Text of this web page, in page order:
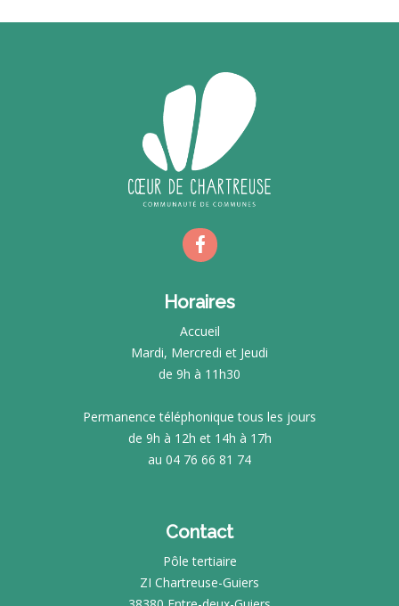
Horaires
Accueil
Mardi, Mercredi et Jeudi
de 9h à 11h30
Permanence téléphonique tous les jours
de 9h à 12h et 14h à 17h
au 04 76 66 81 74
Contact
Pôle tertiaire
ZI Chartreuse-Guiers